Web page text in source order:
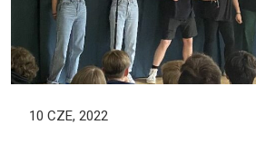
10 CZE, 2022